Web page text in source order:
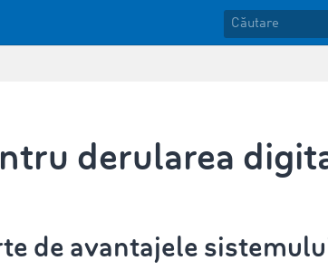
derularea
de avantajele